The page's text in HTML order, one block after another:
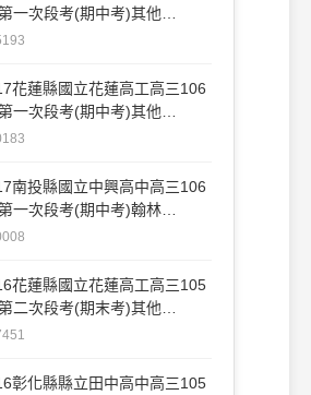
一次段考(期中考)其他
花蓮縣國立花蓮高工高三106
一次段考(期中考)其他
南投縣國立中興高中高三106
一次段考(期中考)翰林
花蓮縣國立花蓮高工高三105
二次段考(期末考)其他
彰化縣縣立田中高中高三105